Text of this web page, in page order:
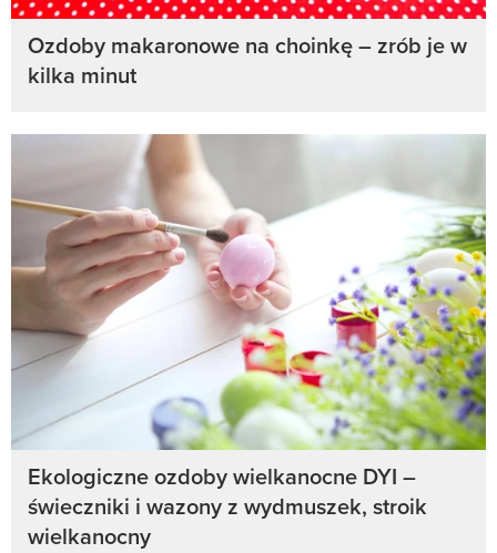
Ozdoby makaronowe na choinkę – zrób je w
kilka minut
Ekologiczne ozdoby wielkanocne DYI –
świeczniki i wazony z wydmuszek, stroik
wielkanocny